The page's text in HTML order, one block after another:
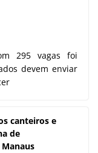
295 vagas foi
devem enviar
canteiros e
de